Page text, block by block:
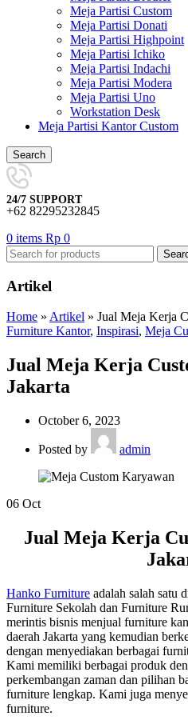
Meja Partisi Custom
Meja Partisi Donati
Meja Partisi Highpoint
Meja Partisi Ichiko
Meja Partisi Indachi
Meja Partisi Modera
Meja Partisi Uno
Workstation Desk
Meja Partisi Kantor Custom
Search
24/7 SUPPORT
+62 82295232845
0 items Rp 0
Artikel
Home » Artikel » Jual Meja Kerja
Furniture Kantor, Inspirasi, Meja
Jual Meja Kerja
Jakarta
October 6, 2023
Posted by admin
06 Oct
Jual Meja Kerja
Hanko Furniture adalah salah satu
Furniture Sekolah dan Furniture
merintis bisnis menjual furniture
daerah Jakarta yang kemudian
dengan menyediakan berbagai
Kami memiliki berbagai produk
perkembangan zaman dan pilihan
furniture lengkap. Kami juga
furniture.